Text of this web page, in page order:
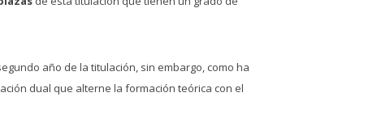
año de la titulación, sin embargo, como ha
dual que alterne la formación teórica con el